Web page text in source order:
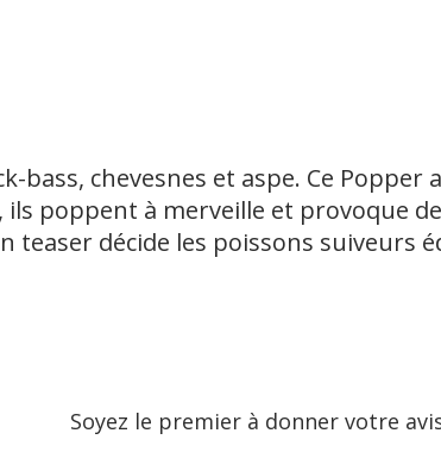
bass, chevesnes et aspe. Ce Popper
poppent à merveille et provoque
décide les poissons suiveurs
Soyez le premier à donner votre